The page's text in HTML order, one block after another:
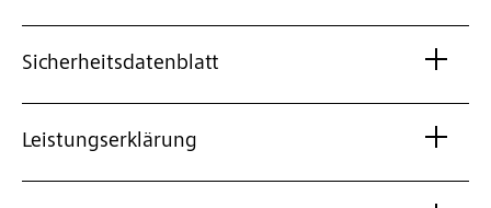
Sicherheitsdatenblatt
Leistungserklärung